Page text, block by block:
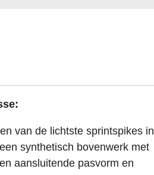
van de lichtste sprintspikes in
synthetisch bovenwerk met
aansluitende pasvorm en